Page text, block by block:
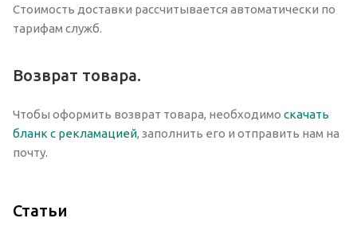
Стоимость доставки рассчитывается автоматически по
тарифам служб.
Возврат товара.
Чтобы оформить возврат товара, необходимо скачать
бланк с рекламацией, заполнить его и отправить нам на
почту.
Статьи